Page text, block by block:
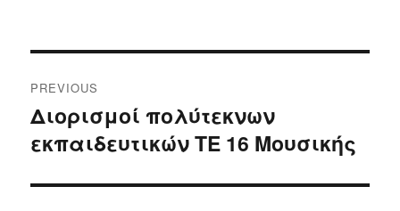
navigation
PREVIOUS
Previous
post:
Διορισμοί πολύτεκνων
εκπαιδευτικών ΤΕ 16 Μουσικής